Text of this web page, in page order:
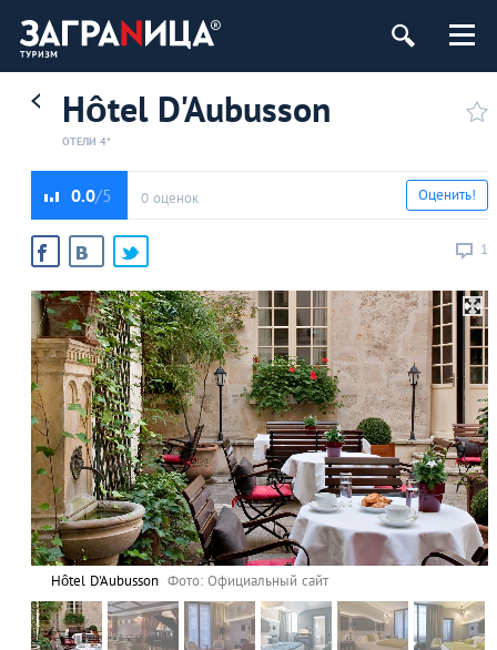
Hôtel D'Aubusson
ОТЕЛИ 4*
0.0 0 оценок
1
Оценить!
Hôtel D'Aubusson Фото: Официальный сайт